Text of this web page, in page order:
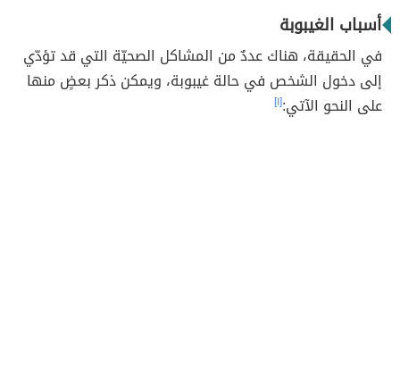
أسباب الغيبوبة
في الحقيقة، هناك عددٌ من المشاكل الصحيّة التي قد تؤدّي
إلى دخول الشخص في حالة غيبوبة، ويمكن ذكر بعضٍ منها
على النحو الآتي:[١]